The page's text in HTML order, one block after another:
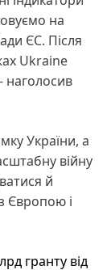
на
ЄС. Після
Ukraine
наголосив
України, а
війну
й
Європою і
гранту від